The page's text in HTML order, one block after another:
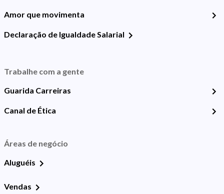
Amor que movimenta
Declaração de Igualdade Salarial
Trabalhe com a gente
Guarida Carreiras
Canal de Ética
Áreas de negócio
Aluguéis
Vendas